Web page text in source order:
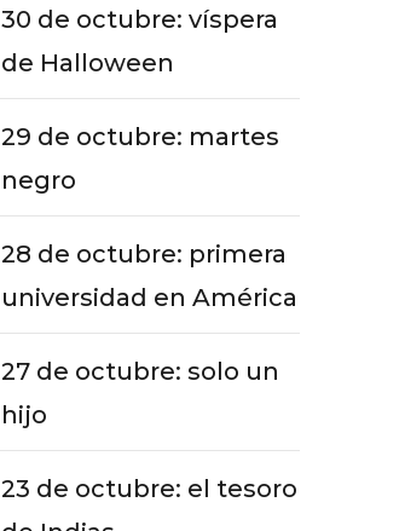
30 de octubre: víspera
de Halloween
29 de octubre: martes
negro
28 de octubre: primera
universidad en América
27 de octubre: solo un
hijo
23 de octubre: el tesoro